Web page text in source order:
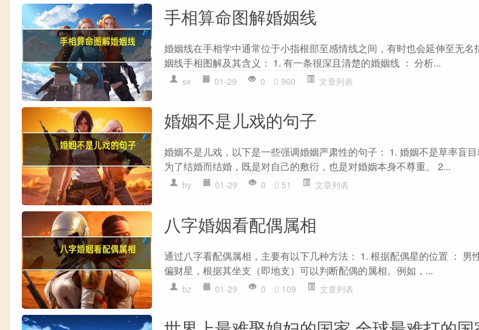
手相算命图解婚姻线
婚姻线在手相学中通常位于小指根部至感情线之间，有时也会延伸至无
姻线手相图解及其含义： 1. 有一条很深且清楚的婚姻线 ： 分析...
sx 01-29 0 960 文章列表
婚姻不是儿戏的句子
婚姻不是儿戏，以下是一些强调婚姻严肃性的句子： 1. 婚姻不是草率盲
为了结婚而结婚，既是对自己的敷衍，也是对婚姻本身不尊重。 2...
hy 01-29 0 51 文章列表
八字婚姻看配偶属相
通过八字看配偶属相，主要有以下几种方法： 1. 根据配偶星的位置 ： 男
偏财星，根据其坐支（即地支）可以判断配偶的属相。例如，...
bz 01-29 0 109 文章列表